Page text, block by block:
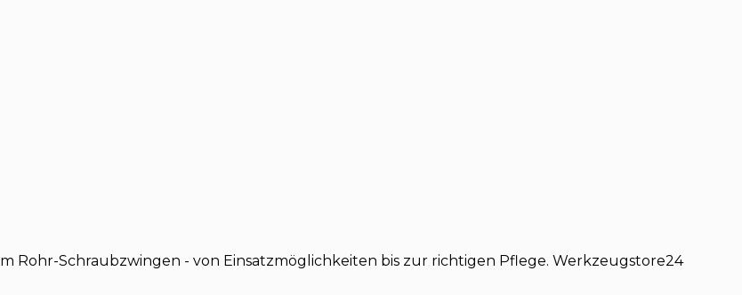
Rohr-Schraubzwingen - von Einsatzmöglichkeiten bis zur richtigen Pflege. Werkzeugstore24